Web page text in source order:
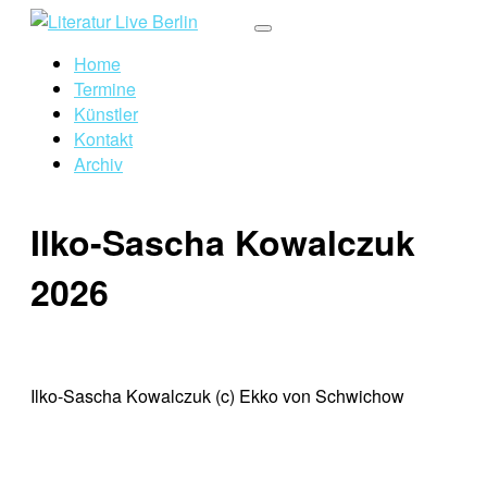
Home
Termine
Künstler
Kontakt
Archiv
Ilko-Sascha Kowalczuk
2026
Ilko-Sascha Kowalczuk (c) Ekko von Schwichow